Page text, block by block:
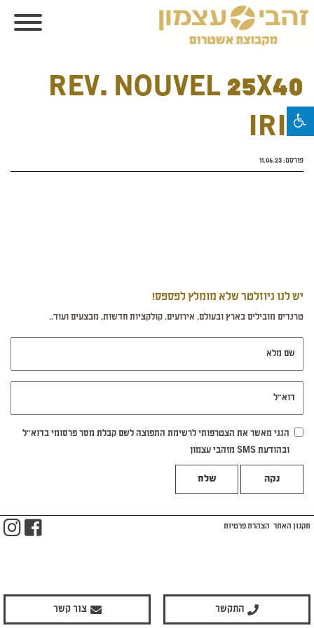
REV. NOUVEL 25X40
IRIS
פורסם:11.06.23
יש לנו ניוזלטר שלא מומלץ לפספס!
טרנדים מובילים בארץ ובעולם, אירועים, קולקציות חדשות, מבצעים ועוד..
הנני מאשר את הצטרפותי לרשימת התפוצה לשם קבלת מסר פרסומי בדוא"ל
ובהודעת SMS מזהבי עצמון
נקה
התקשר צור קשר
תקנון האתר הצהרת פרטיות